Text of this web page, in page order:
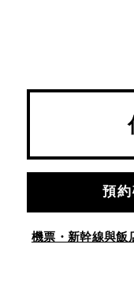
預
機票・新幹線與飯